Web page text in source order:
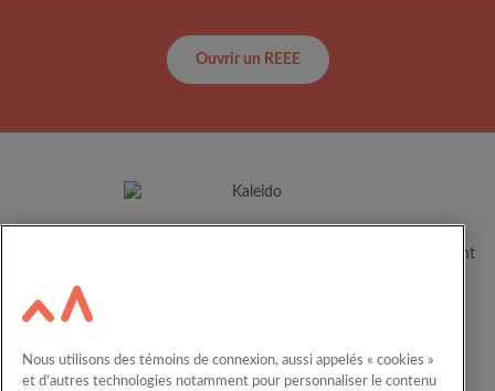
Ouvrir un REEE
concrétiser le plein potentiel de leurs enfants en les accompagnant
Calculateur
Nous joindre
Nous utilisons des témoins de connexion, aussi appelés « cookies »
et d’autres technologies notamment pour personnaliser le contenu